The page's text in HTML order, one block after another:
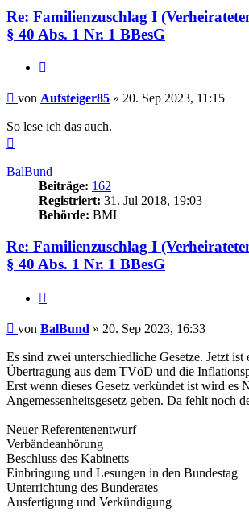
Re: Familienzuschlag I
§ 40 Abs. 1 Nr. 1 BBesG
Beitrag
von Aufsteiger85 » 20. Sep 2023, 11:15
So lese ich das auch.
BalBund
Beiträge: 162
Registriert: 31. Jul 2018, 19:03
Behörde: BMI
Re: Familienzuschlag I
§ 40 Abs. 1 Nr. 1 BBesG
Beitrag
von BalBund » 20. Sep 2023, 16:33
Es sind zwei unterschiedliche Gesetze. Jetzt ist
Übertragung aus dem TVöD und die
Erst wenn dieses Gesetz verkündet ist wird es
Angemessenheitsgesetz geben. Da fehlt noch
Neuer Referentenentwurf
Verbändeanhörung
Beschluss des Kabinetts
Einbringung und Lesungen in den Bundestag
Unterrichtung des Bunderates
Ausfertigung und Verkündigung